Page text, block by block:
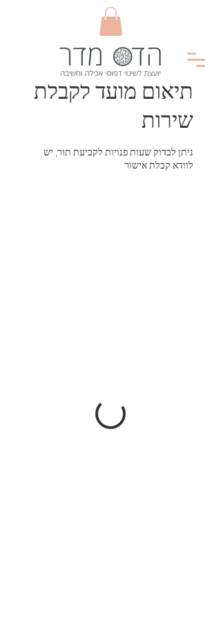
תיאום מועד לקבלת
שירות
ניתן לבדוק שעות פנויות לקביעת תור, יש
לוודא קבלת אישור